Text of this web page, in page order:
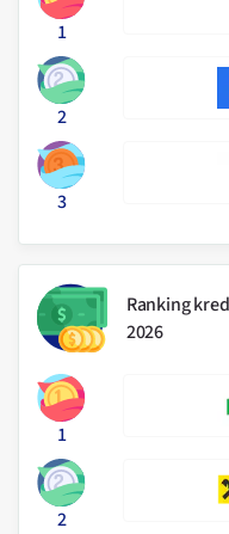
1
2
3
Ranking
2026
1
2